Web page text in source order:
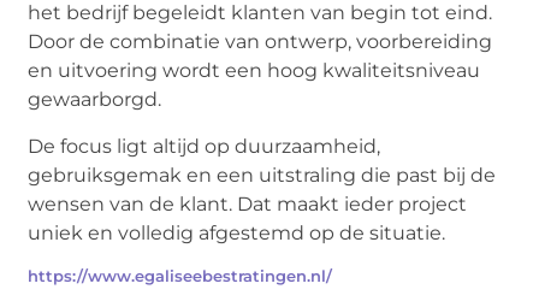
het bedrijf begeleidt klanten van begin tot eind.
Door de combinatie van ontwerp, voorbereiding
en uitvoering wordt een hoog kwaliteitsniveau
gewaarborgd.
De focus ligt altijd op duurzaamheid,
gebruiksgemak en een uitstraling die past bij de
wensen van de klant. Dat maakt ieder project
uniek en volledig afgestemd op de situatie.
https://www.egaliseebestratingen.nl/